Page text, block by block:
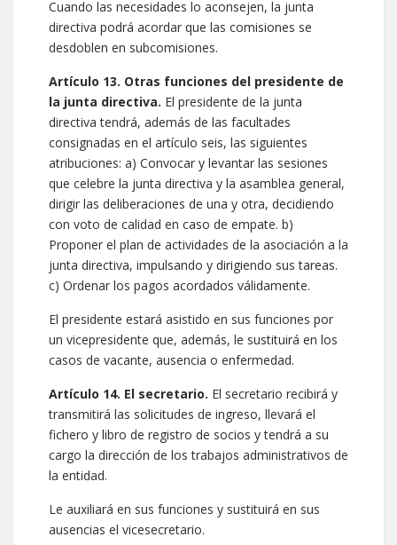
Cuando las necesidades lo aconsejen, la junta
directiva podrá acordar que las comisiones se
desdoblen en subcomisiones.
Artículo 13. Otras funciones del presidente de
la junta directiva. El presidente de la junta
directiva tendrá, además de las facultades
consignadas en el artículo seis, las siguientes
atribuciones: a) Convocar y levantar las sesiones
que celebre la junta directiva y la asamblea general,
dirigir las deliberaciones de una y otra, decidiendo
con voto de calidad en caso de empate. b)
Proponer el plan de actividades de la asociación a la
junta directiva, impulsando y dirigiendo sus tareas.
c) Ordenar los pagos acordados válidamente.
El presidente estará asistido en sus funciones por
un vicepresidente que, además, le sustituirá en los
casos de vacante, ausencia o enfermedad.
Artículo 14. El secretario. El secretario recibirá y
transmitirá las solicitudes de ingreso, llevará el
fichero y libro de registro de socios y tendrá a su
cargo la dirección de los trabajos administrativos de
la entidad.
Le auxiliará en sus funciones y sustituirá en sus
ausencias el vicesecretario.